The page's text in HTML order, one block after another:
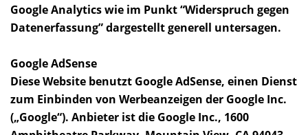
Google Analytics wie im Punkt “Widerspruch gegen
Datenerfassung” dargestellt generell untersagen.
Google AdSense
Diese Website benutzt Google AdSense, einen Dienst
zum Einbinden von Werbeanzeigen der Google Inc.
(„Google“). Anbieter ist die Google Inc., 1600